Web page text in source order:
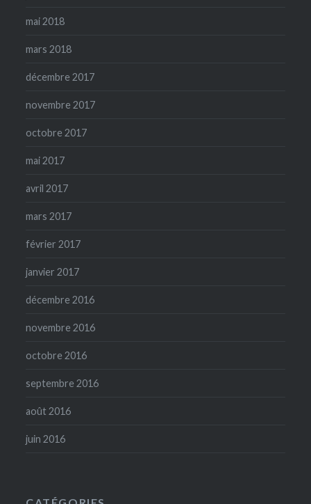
mai 2018
mars 2018
décembre 2017
novembre 2017
octobre 2017
mai 2017
avril 2017
mars 2017
février 2017
janvier 2017
décembre 2016
novembre 2016
octobre 2016
septembre 2016
août 2016
juin 2016